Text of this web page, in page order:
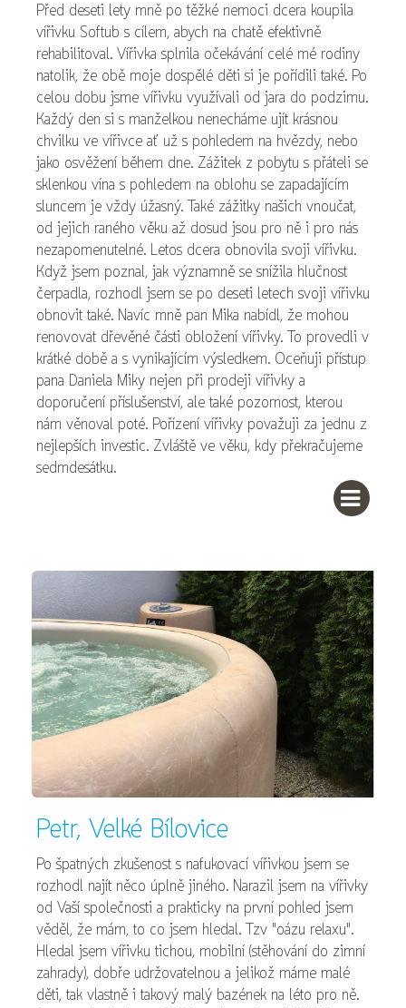
Před deseti lety mně po těžké nemoci dcera koupila
vířivku Softub s cílem, abych na chatě efektivně
rehabilitoval. Vířivka splnila očekávání celé mé rodiny
natolik, že obě moje dospělé děti si je pořídili také. Po
celou dobu jsme vířivku využívali od jara do podzimu.
Každý den si s manželkou nenecháme ujít krásnou
chvilku ve vířivce ať už s pohledem na hvězdy, nebo
jako osvěžení během dne. Zážitek z pobytu s přáteli se
sklenkou vína s pohledem na oblohu se zapadajícím
sluncem je vždy úžasný. Také zážitky našich vnoučat,
od jejich raného věku až dosud jsou pro ně i pro nás
nezapomenutelné. Letos dcera obnovila svoji vířivku.
Když jsem poznal, jak významně se snížila hlučnost
čerpadla, rozhodl jsem se po deseti letech svoji vířivku
obnovit také. Navíc mně pan Mika nabídl, že mohou
renovovat dřevěné části obložení vířivky. To provedli v
krátké době a s vynikajícím výsledkem. Oceňuji přístup
pana Daniela Miky nejen při prodeji vířivky a
doporučení příslušenství, ale také pozornost, kterou
nám věnoval poté. Pořízení vířivky považuji za jednu z
nejlepších investic. Zvláště ve věku, kdy překračujeme
sedmdesátku.
Petr, Velké Bílovice
Po špatných zkušenost s nafukovací vířivkou jsem se
rozhodl najít něco úplně jiného. Narazil jsem na vířivky
od Vaší společnosti a prakticky na první pohled jsem
věděl, že mám, to co jsem hledal. Tzv "oázu relaxu".
Hledal jsem vířivku tichou, mobilní (stěhování do zimní
zahrady), dobře udržovatelnou a jelikož máme malé
děti, tak vlastně i takový malý bazének na léto pro ně.